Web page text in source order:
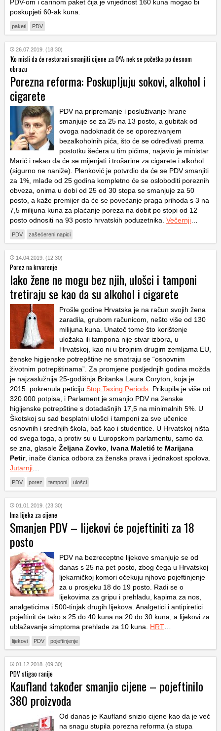
PDV-om i carinom paket čija je vrijednost 160 kuna mogao bi
poskupjeti 60-ak kuna.
paketi PDV
26.07.2019. (18:30)
'Ko misli da će restorani smanjiti cijene za 0% nek se počeška po desnom
obrazu
Porezna reforma: Poskupljuju sokovi, alkohol i
cigarete
PDV na pripremanje i posluživanje hrane
smanjuje se za 25 na 13 posto, a gubitak od
ovoga nadoknadit će se oporezivanjem
bezalkoholnih pića, što će se određivati prema
postotku šećera u tim pićima, najavio je ministar
Marić i rekao da će se mijenjati i trošarine za cigarete i alkohol
(sigurno ne naniže). Plenković je potvrdio da će se PDV smanjiti
za 1%, mlađe od 25 godina kompletno će se osloboditi poreznih
obveza, onima u dobi od 25 od 30 stopa se smanjuje za 50
posto, a kaže premijer da će se povećanje praga prihoda s 3 na
7,5 milijuna kuna za plaćanje poreza na dobit po stopi od 12
posto odnositi na 93 posto hrvatskih poduzetnika. Večernji…
PDV zašećereni napici
14.04.2019. (12:30)
Porez na krvarenje
Iako žene ne mogu bez njih, ulošci i tamponi
tretiraju se kao da su alkohol i cigarete
Prošle godine Hrvatska je na račun svojih žena
zaradila, grubom računicom, nešto više od 130
milijuna kuna. Unatoč tome što korištenje
uložaka ili tampona nije stvar izbora, u
Hrvatskoj, kao ni u brojnim drugim zemljama EU,
ženske higijenske potrepštine ne smatraju se “osnovnim
životnim potrepštinama”. Za promjene posljednjih godina možda
je najzaslužnija 25-godišnja Britanka Laura Coryton, koja je
2015. pokrenula peticiju Stop Taxing Periods. Prikupila je više od
320.000 potpisa, i Parlament je smanjio PDV na ženske
higijenske potrepštine s dotadašnjih 17,5 na minimalnih 5%. U
Škotskoj su sad besplatni ulošci i tamponi za sve učenice
osnovnih i srednjih škola, baš kao i studentice. U Hrvatskoj ništa
od svega toga, a protiv su u Europskom parlamentu, samo da
se zna, glasale Željana Zovko, Ivana Maletić te Marijana
Petir, inače članica odbora za ženska prava i jednakost spolova.
Jutarnji…
PDV porez tamponi ulošci
01.01.2019. (23:30)
Ima lijeka za cijene
Smanjen PDV – lijekovi će pojeftiniti za 18
posto
PDV na bezreceptne lijekove smanjuje se od
danas s 25 na pet posto, zbog čega u Hrvatskoj
ljekarničkoj komori očekuju njhovo pojeftinjenje
za u prosjeku 18 do 19 posto. Radi se o
lijekovima za gripu i prehladu, kapima za nos,
analgeticima i 500-tinjak drugih lijekova. Analgetici i antipiretici
pojeftinit će tako s 25 do 40 kuna na 20 do 30 kuna, a lijekovi za
ublažavanje simptoma prehlade za 10 kuna. HRT…
lijekovi PDV pojeftinjenje
01.12.2018. (09:30)
PDV stigao ranije
Kaufland također smanjio cijene – pojeftinilo
380 proizvoda
Od danas je Kaufland snizio cijene kao da je već
na snagu stupila porezna reforma (a stupa